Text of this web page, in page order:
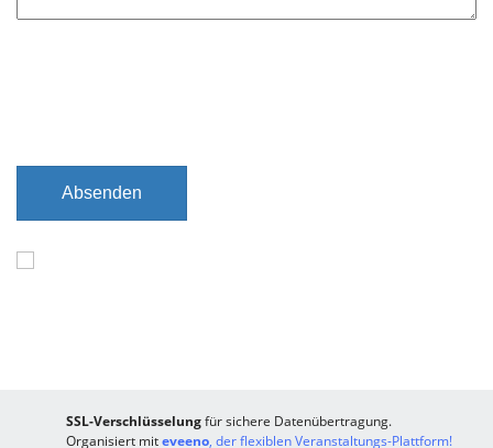
Absenden
SSL-Verschlüsselungfür sichere Datenübertragung.
Organisiert miteveeno, der flexiblen Veranstaltungs-Plattform!